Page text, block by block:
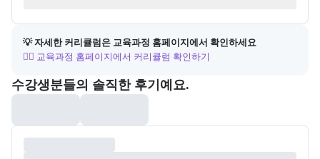
💡 자세한 커리큘럼은 교육과정 홈페이지에서 확인하세요
👉🏻 교육과정 홈페이지에서 커리큘럼 확인하기
포폴&후기
수강생분들의 솔직한 후기예요.